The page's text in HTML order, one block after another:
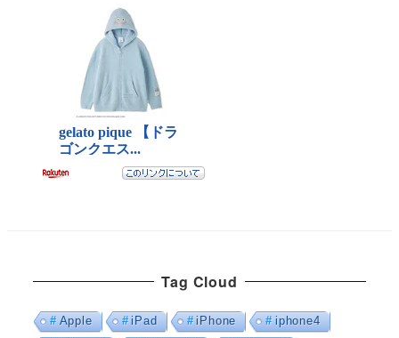
Tag Cloud
Apple iPad iPhone
iphone4